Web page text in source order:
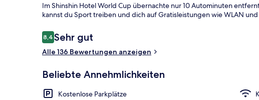
Deluxe-Doppelzimmer,
Im Shinshin Hotel World Cup übernachte nur 10 Autominuten
kannst du Sport treiben und dich auf Gratisleistungen wie WLAN
Bewertungen
8,48,4 von 10.
Sehr gut
Alle 136 Bewertungen anzeigen
Beliebte Annehmlichkeiten
Kostenlose Parkplätze